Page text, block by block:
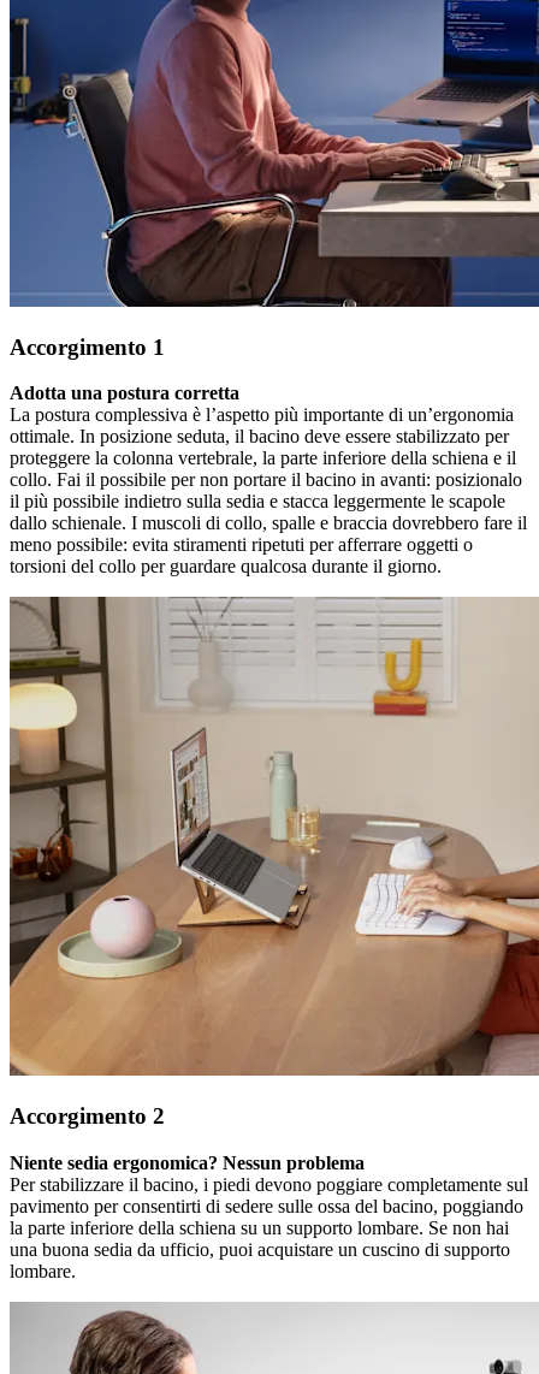
Accorgimento 1
Adotta una postura corretta
La postura complessiva è l’aspetto più importante di un’ergonomia
ottimale. In posizione seduta, il bacino deve essere stabilizzato per
proteggere la colonna vertebrale, la parte inferiore della schiena e il
collo. Fai il possibile per non portare il bacino in avanti: posizionalo
il più possibile indietro sulla sedia e stacca leggermente le scapole
dallo schienale. I muscoli di collo, spalle e braccia dovrebbero fare il
meno possibile: evita stiramenti ripetuti per afferrare oggetti o
torsioni del collo per guardare qualcosa durante il giorno.
Accorgimento 2
Niente sedia ergonomica? Nessun problema
Per stabilizzare il bacino, i piedi devono poggiare completamente sul
pavimento per consentirti di sedere sulle ossa del bacino, poggiando
la parte inferiore della schiena su un supporto lombare. Se non hai
una buona sedia da ufficio, puoi acquistare un cuscino di supporto
lombare.